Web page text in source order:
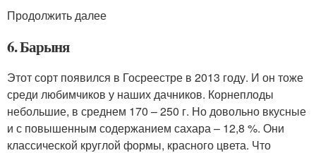
Продолжить далее
6. Барыня
Этот сорт появился в Госреестре в 2013 году. И он тоже
среди любимчиков у наших дачников. Корнеплоды
небольшие, в среднем 170 – 250 г. Но довольно вкусные
и с повышенным содержанием сахара – 12,8 %. Они
классической круглой формы, красного цвета. Что